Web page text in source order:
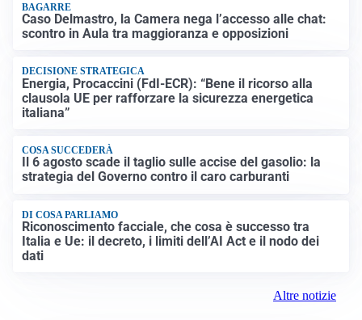
BAGARRE
Caso Delmastro, la Camera nega l’accesso alle chat:
scontro in Aula tra maggioranza e opposizioni
DECISIONE STRATEGICA
Energia, Procaccini (FdI-ECR): “Bene il ricorso alla
clausola UE per rafforzare la sicurezza energetica
italiana”
COSA SUCCEDERÀ
Il 6 agosto scade il taglio sulle accise del gasolio: la
strategia del Governo contro il caro carburanti
DI COSA PARLIAMO
Riconoscimento facciale, che cosa è successo tra
Italia e Ue: il decreto, i limiti dell’AI Act e il nodo dei
dati
Altre notizie